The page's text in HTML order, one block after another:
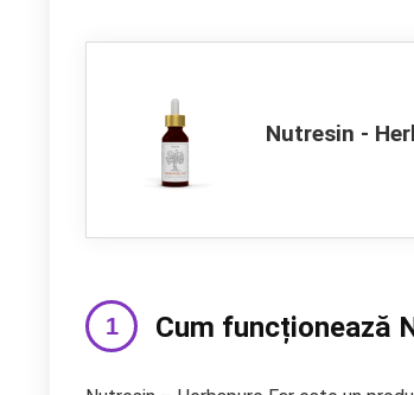
Nutresin -
Cum funcționează